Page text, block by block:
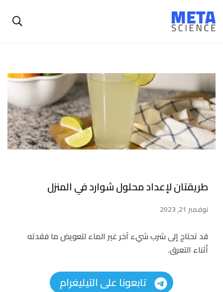
طريقتان لإعداد محلول شوارد في المنزل
نوفمبر 21, 2023
قد تحتاج إلى شرب شيء آخر غير الماء لتعويض ما فقدته
أثناء التعرق.
تابعونا على التيليغرام